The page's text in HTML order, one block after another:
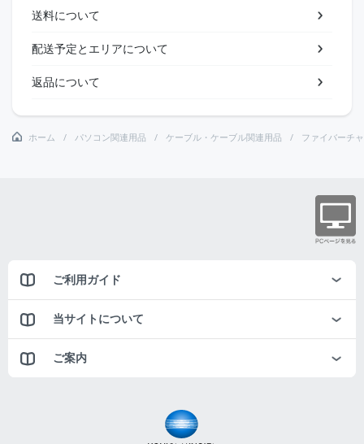
送料について
配送予定とエリアについて
返品について
ホーム パソコン関連用品 ケーブル・ケーブル関連用品 ファイバーチ
ご利用ガイド
当サイトについて
ご案内